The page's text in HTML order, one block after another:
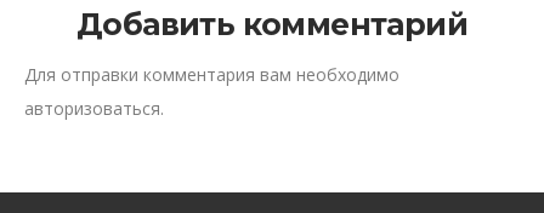
Добавить комментарий
Для отправки комментария вам необходимо
авторизоваться.